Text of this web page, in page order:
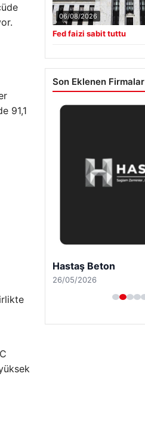
91,1
06/08/2026
Fed faizi sabit tuttu
Son Eklenen Firmalar
Hastaş Beton
26/05/2026